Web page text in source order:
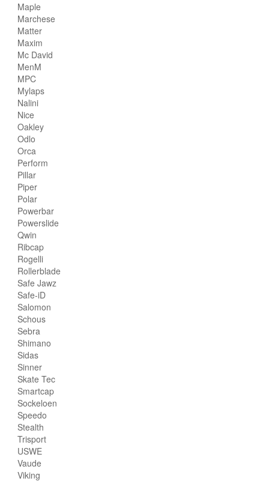
Maple
Marchese
Matter
Maxim
Mc David
MenM
MPC
Mylaps
Nalini
Nice
Oakley
Odlo
Orca
Perform
Pillar
Piper
Polar
Powerbar
Powerslide
Qwin
Ribcap
Rogelli
Rollerblade
Safe Jawz
Safe-iD
Salomon
Schous
Sebra
Shimano
Sidas
Sinner
Skate Tec
Smartcap
Sockeloen
Speedo
Stealth
Trisport
USWE
Vaude
Viking